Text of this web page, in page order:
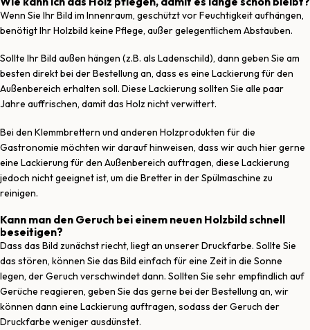
Wenn Sie Ihr Bild im Innenraum, geschützt vor Feuchtigkeit aufhängen,
benötigt Ihr Holzbild keine Pflege, außer gelegentlichem Abstauben.
Sollte Ihr Bild außen hängen (z.B. als Ladenschild), dann geben Sie am
besten direkt bei der Bestellung an, dass es eine Lackierung für den
Außenbereich erhalten soll. Diese Lackierung sollten Sie alle paar
Jahre auffrischen, damit das Holz nicht verwittert.
Bei den Klemmbrettern und anderen Holzprodukten für die
Gastronomie möchten wir darauf hinweisen, dass wir auch hier gerne
eine Lackierung für den Außenbereich auftragen, diese Lackierung
jedoch nicht geeignet ist, um die Bretter in der Spülmaschine zu
reinigen.
Kann man den Geruch bei einem neuen Holzbild schnell
beseitigen?
Dass das Bild zunächst riecht, liegt an unserer Druckfarbe. Sollte Sie
das stören, können Sie das Bild einfach für eine Zeit in die Sonne
legen, der Geruch verschwindet dann. Sollten Sie sehr empfindlich auf
Gerüche reagieren, geben Sie das gerne bei der Bestellung an, wir
können dann eine Lackierung auftragen, sodass der Geruch der
Druckfarbe weniger ausdünstet.